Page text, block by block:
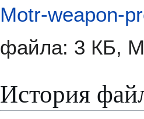
Motr-weapon-
файла: 3 КБ,
История